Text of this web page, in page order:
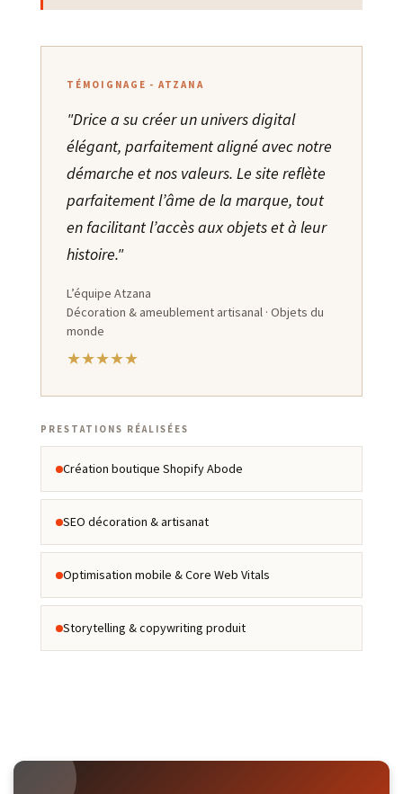
TÉMOIGNAGE - ATZANA
"Drice a su créer un univers digital
élégant, parfaitement aligné avec notre
démarche et nos valeurs. Le site reflète
parfaitement l’âme de la marque, tout
en facilitant l’accès aux objets et à leur
histoire."
L’équipe Atzana
Décoration & ameublement artisanal · Objets du
monde
★★★★★
PRESTATIONS RÉALISÉES
Création boutique Shopify Abode
SEO décoration & artisanat
Optimisation mobile & Core Web Vitals
Storytelling & copywriting produit